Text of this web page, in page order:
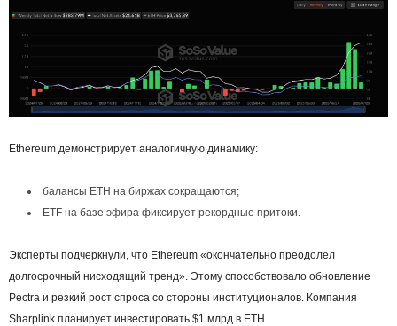
Ethereum демонстрирует аналогичную динамику:
балансы ETH на биржах сокращаются;
ETF на базе эфира фиксирует рекордные притоки.
Эксперты подчеркнули, что Ethereum «окончательно преодолел
долгосрочный нисходящий тренд». Этому способствовало обновление
Pectra и резкий рост спроса со стороны институционалов. Компания
Sharplink планирует инвестировать $1 млрд в ETH.